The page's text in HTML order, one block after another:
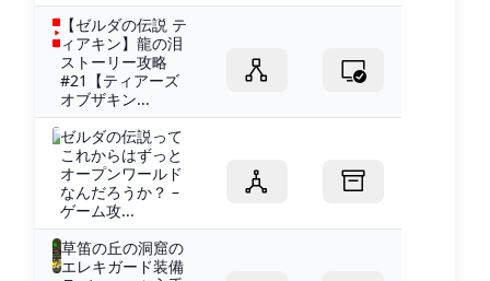
【ゼルダの伝説 テ
ィアキン】龍の泪
ストーリー攻略
#21【ティアーズ
オブザキン...
ゼルダの伝説って
これからはずっと
オープンワールド
なんだろうか？ –
ゲーム攻...
草笛の丘の洞窟の
エレキガード装備